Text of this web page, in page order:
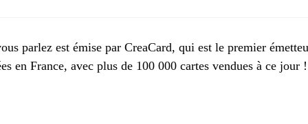
parlez est émise par CreaCard, qui est le premier
en France, avec plus de 100 000 cartes vendues à ce jour !